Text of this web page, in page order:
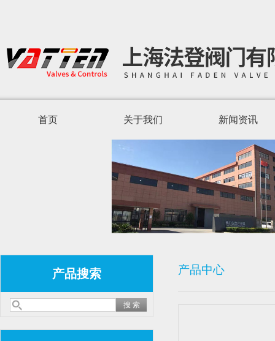
首页 关于我们 新闻资讯
产品搜索 产品中心